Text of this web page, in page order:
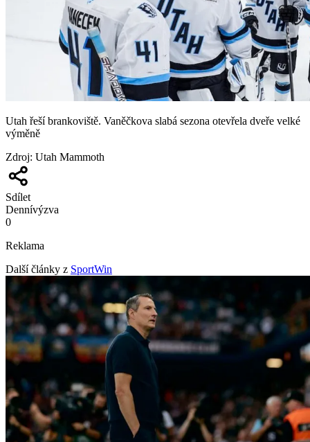
Utah řeší brankoviště. Vaněčkova slabá sezona otevřela dveře velké
výměně
Zdroj: Utah Mammoth
Sdílet
Dennívýzva
0
Reklama
Další články z SportWin